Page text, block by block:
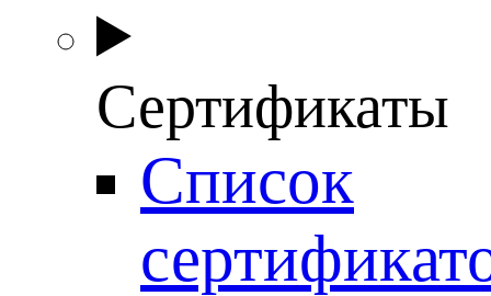
Сертификаты
Список